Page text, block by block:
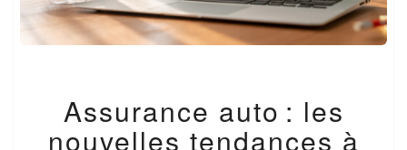
AUTO :
LES
NOUVELLES
Assurance auto : les
nouvelles tendances à